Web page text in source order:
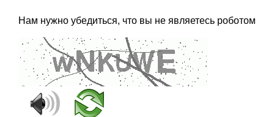
Нам нужно убедиться, что вы не являетесь роботом